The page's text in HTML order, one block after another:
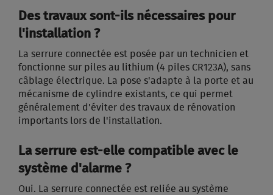
Des travaux sont-ils nécessaires pour
l'installation ?
La serrure connectée est posée par un technicien et
fonctionne sur piles au lithium (4 piles CR123A), sans
câblage électrique. La pose s'adapte à la porte et au
mécanisme de cylindre existants, ce qui permet
généralement d'éviter des travaux de rénovation
importants lors de l'installation.
La serrure est-elle compatible avec le
système d'alarme ?
Oui. La serrure connectée est reliée au système